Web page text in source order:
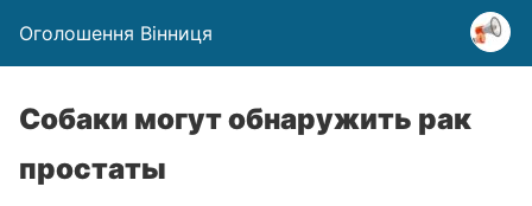
Оголошення Вінниця
Собаки могут обнаружить рак
простаты